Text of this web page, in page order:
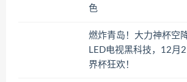
色
燃炸青岛！大力神杯空
LED电视黑科技，12月
界杯狂欢！